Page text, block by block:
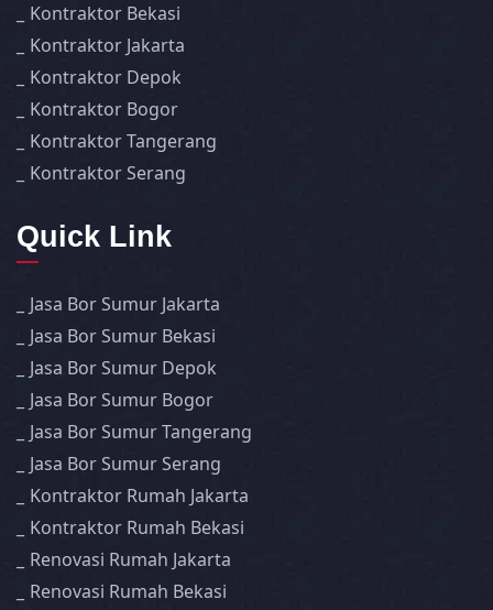
Kontraktor Bekasi
Kontraktor Jakarta
Kontraktor Depok
Kontraktor Bogor
Kontraktor Tangerang
Kontraktor Serang
Quick Link
Jasa Bor Sumur Jakarta
Jasa Bor Sumur Bekasi
Jasa Bor Sumur Depok
Jasa Bor Sumur Bogor
Jasa Bor Sumur Tangerang
Jasa Bor Sumur Serang
Kontraktor Rumah Jakarta
Kontraktor Rumah Bekasi
Renovasi Rumah Jakarta
Renovasi Rumah Bekasi